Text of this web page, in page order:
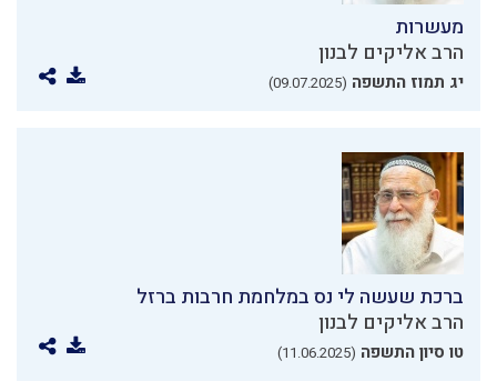
מעשרות
הרב אליקים לבנון
יג תמוז התשפה (09.07.2025)
ברכת שעשה לי נס במלחמת חרבות ברזל
הרב אליקים לבנון
טו סיון התשפה (11.06.2025)